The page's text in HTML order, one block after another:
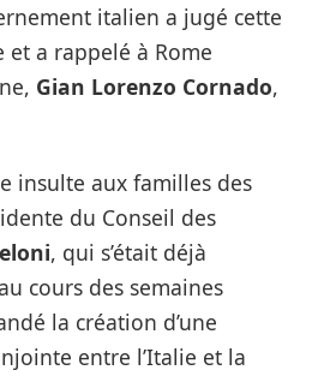
italien a jugé cette
et a rappelé à Rome
Gian Lorenzo Cornado,
insulte aux familles des
du Conseil des
, qui s’était déjà
cours des semaines
la création d’une
entre l’Italie et la